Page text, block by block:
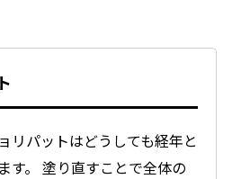
リパットはどうしても経年と
す。 塗り直すことで全体の